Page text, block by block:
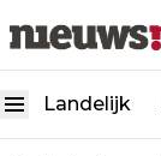
Landelijk